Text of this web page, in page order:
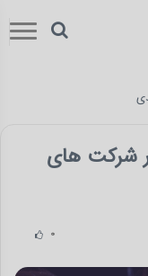
شرکت های
0